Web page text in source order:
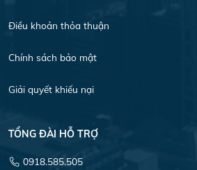
Điều khoản thỏa thuận
Chính sách bảo mật
Giải quyết khiếu nại
TỔNG ĐÀI HỖ TRỢ
0918.585.505